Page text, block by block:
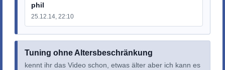
phil
25.12.14, 22:10
Tuning ohne Altersbeschränkung
kennt ihr das Video schon, etwas älter aber ich kann es